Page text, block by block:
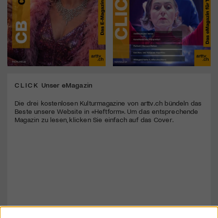
CLICK Unser eMagazin
Die drei kostenlosen Kulturmagazine von arttv.ch bündeln das
Beste unsere Website in «Heftform». Um das entsprechende
Magazin zu lesen, klicken Sie einfach auf das Cover.